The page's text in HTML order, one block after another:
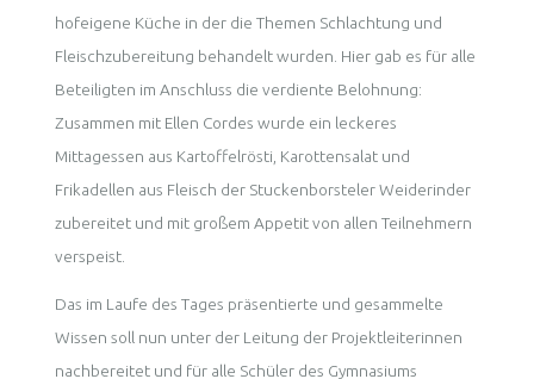
hofeigene Küche in der die Themen Schlachtung und
Fleischzubereitung behandelt wurden. Hier gab es für alle
Beteiligten im Anschluss die verdiente Belohnung:
Zusammen mit Ellen Cordes wurde ein leckeres
Mittagessen aus Kartoffelrösti, Karottensalat und
Frikadellen aus Fleisch der Stuckenborsteler Weiderinder
zubereitet und mit großem Appetit von allen Teilnehmern
verspeist.
Das im Laufe des Tages präsentierte und gesammelte
Wissen soll nun unter der Leitung der Projektleiterinnen
nachbereitet und für alle Schüler des Gymnasiums